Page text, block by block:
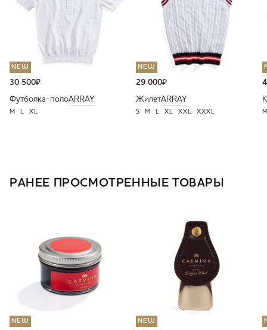
NEW
30 500₽
Футболка-полоARRAY
M L XL
NEW
29 000₽
ЖилетARRAY
S M L XL XXL XXXL
РАНЕЕ ПРОСМОТРЕННЫЕ ТОВАРЫ
NEW NEW